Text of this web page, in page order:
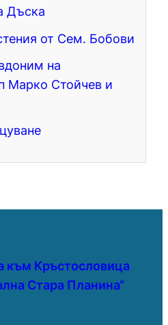
Дъска
от Сем. Бобови
на
Марко Стойчев и
към Кръстословица
Стара Планина“